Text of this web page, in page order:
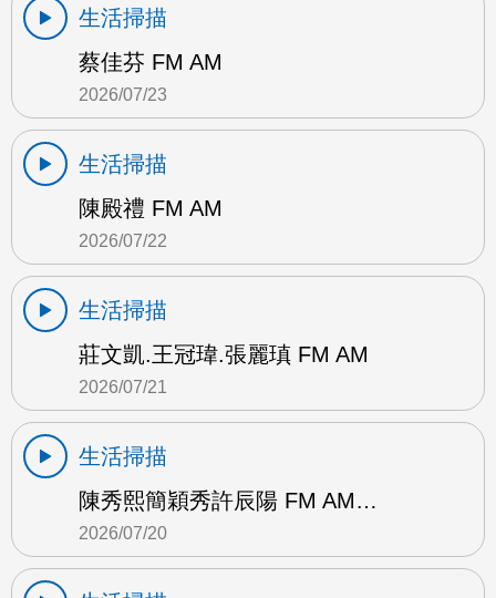
生活掃描
蔡佳芬 FM AM
2026/07/23
生活掃描
陳殿禮 FM AM
2026/07/22
生活掃描
莊文凱.王冠瑋.張麗瑱 FM AM
2026/07/21
生活掃描
陳秀熙簡穎秀許辰陽 FM AM…
2026/07/20